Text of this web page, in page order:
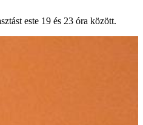
este 19 és 23 óra között.